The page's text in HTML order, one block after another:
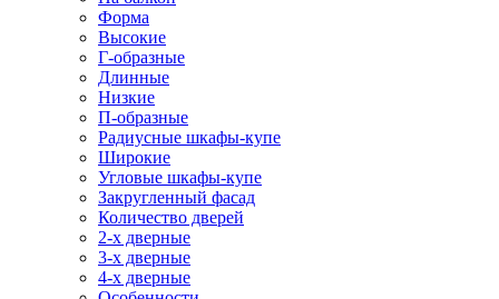
Форма
Высокие
Г-образные
Длинные
Низкие
П-образные
Радиусные шкафы-купе
Широкие
Угловые шкафы-купе
Закругленный фасад
Количество дверей
2-х дверные
3-х дверные
4-х дверные